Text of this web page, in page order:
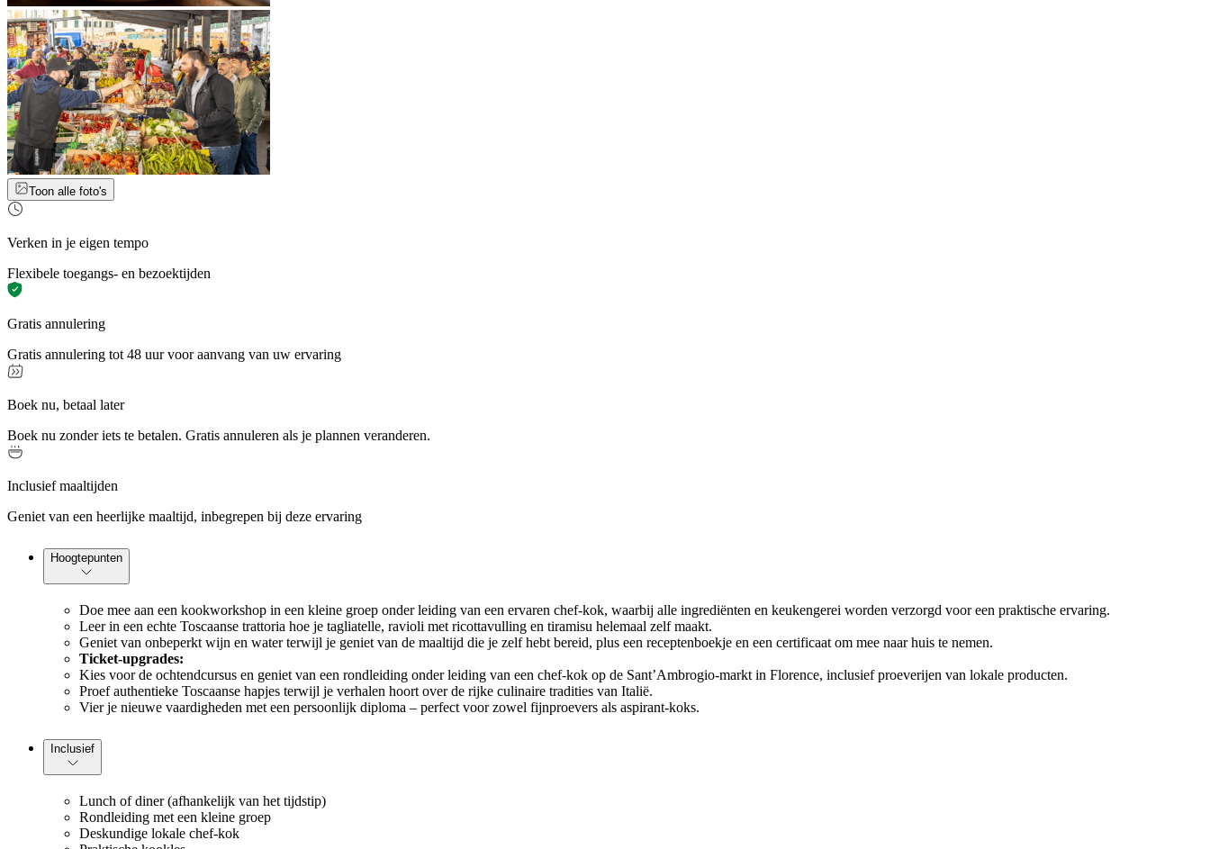
Toon alle foto's
Verken in je eigen tempo
Flexibele toegangs- en bezoektijden
Gratis annulering
Gratis annulering tot 48 uur voor aanvang van uw ervaring
Boek nu, betaal later
Boek nu zonder iets te betalen. Gratis annuleren als je plannen veranderen.
Inclusief maaltijden
Geniet van een heerlijke maaltijd, inbegrepen bij deze ervaring
Hoogtepunten
Doe mee aan een kookworkshop in een kleine groep onder leiding van een ervaren chef-kok, waarbij alle ingrediënten en keukengerei worden verzorgd voor een praktische ervaring.
Leer in een echte Toscaanse trattoria hoe je tagliatelle, ravioli met ricottavulling en tiramisu helemaal zelf maakt.
Geniet van onbeperkt wijn en water terwijl je geniet van de maaltijd die je zelf hebt bereid, plus een receptenboekje en een certificaat om mee naar huis te nemen.
Ticket-upgrades:
Kies voor de ochtendcursus en geniet van een rondleiding onder leiding van een chef-kok op de Sant’Ambrogio-markt in Florence, inclusief proeverijen van lokale producten.
Proef authentieke Toscaanse hapjes terwijl je verhalen hoort over de rijke culinaire tradities van Italië.
Vier je nieuwe vaardigheden met een persoonlijk diploma – perfect voor zowel fijnproevers als aspirant-koks.
Inclusief
Lunch of diner (afhankelijk van het tijdstip)
Rondleiding met een kleine groep
Deskundige lokale chef-kok